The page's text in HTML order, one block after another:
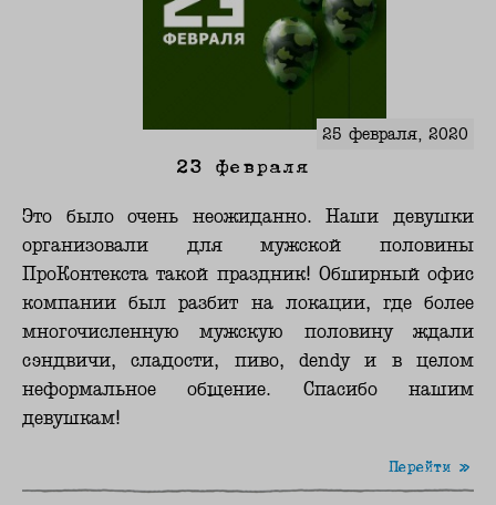
25 февраля, 2020
23 февраля
Это было очень неожиданно. Наши девушки
организовали для мужской половины
ПроКонтекста такой праздник! Обширный офис
компании был разбит на локации, где более
многочисленную мужскую половину ждали
сэндвичи, сладости, пиво, dendy и в целом
неформальное общение. Спасибо нашим
девушкам!
Перейти »